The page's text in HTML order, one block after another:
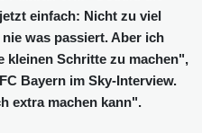
einfach: Nicht zu viel
was passiert. Aber ich
kleinen Schritte zu machen",
Bayern im Sky-Interview.
extra machen kann".